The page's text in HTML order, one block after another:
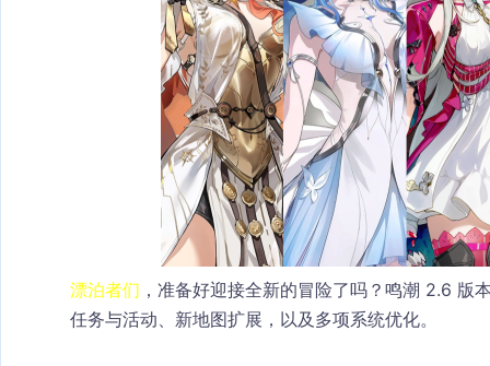
漂泊者们 ，准备好迎接全新的冒险了吗？鸣潮 2.6 版
任务与活动、新地图扩展，以及多项系统优化。